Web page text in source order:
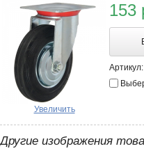
Увеличить
153
Артикул:
Другие изображения